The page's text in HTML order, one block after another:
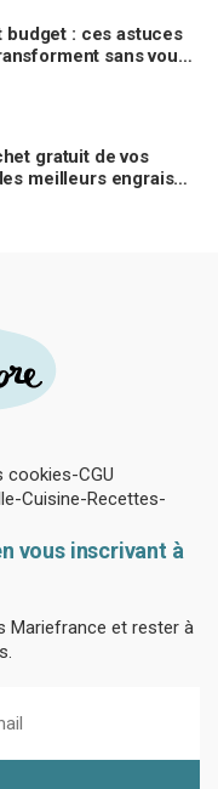
budget : ces astuces
sans vous
gratuit de vos
meilleurs engrais
cookies CGU
Cuisine Recettes
vous inscrivant à
Mariefrance et rester à